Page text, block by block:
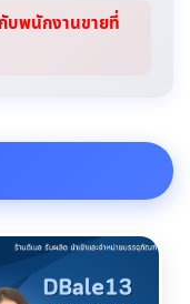
บพนักงานขายที่